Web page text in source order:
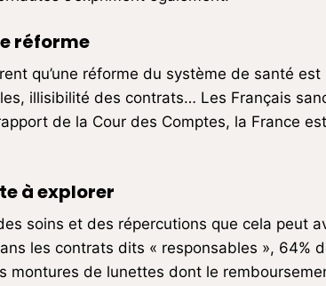
réforme
qu’une réforme du système de santé
illisibilité des contrats… Les Français
de la Cour des Comptes, la France
à explorer
soins et des répercutions que cela peut
les contrats dits « responsables », 64%
montures de lunettes dont le